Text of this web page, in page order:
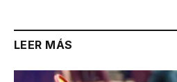
LEER MÁS